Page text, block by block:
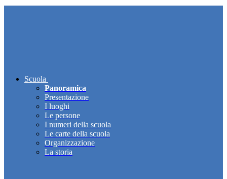
Scuola
Panoramica
Presentazione
I luoghi
Le persone
I numeri della scuola
Le carte della scuola
Organizzazione
La storia